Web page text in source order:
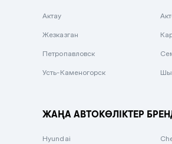
Актау
Жезказган
Петропавловск
Усть-Каменогорск
ЖАҢА АВТОКӨЛІКТЕР
Hyundai